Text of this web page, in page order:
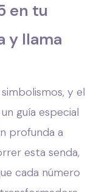
en tu
y llama
y el
guía especial
profunda a
esta senda,
cada número